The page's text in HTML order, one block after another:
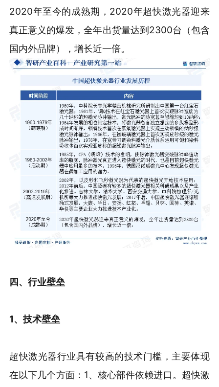
2020年至今的成熟期，2020年超快激光器迎来
真正意义的爆发，全年出货量达到2300台（包含
国内外品牌），增长近一倍。
四、行业壁垒
1、技术壁垒
超快激光器行业具有较高的技术门槛，主要体现
在以下几个方面：1、核心部件依赖进口。超快激